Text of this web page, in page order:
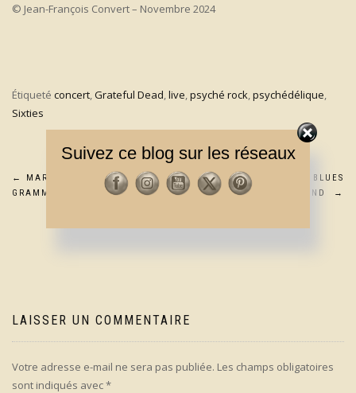
© Jean-François Convert – Novembre 2024
Étiqueté concert,Grateful Dead,live,psyché rock,psychédélique,
Sixties
Navigation
l’article
←
MARK KNOPFLER NOMMÉ AUX
GRAMMY AWARDS
EN STUDIO AVEC LE KURT BLUES
BAND
→
LAISSER UN COMMENTAIRE
Votre adresse e-mail ne sera pas publiée. Les champs obligatoires
sont indiqués avec*
Suivez ce blog sur les réseaux